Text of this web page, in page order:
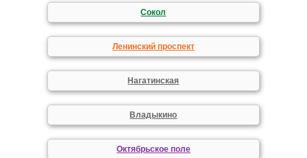
Сокол
Ленинский проспект
Нагатинская
Владыкино
Октябрьское поле